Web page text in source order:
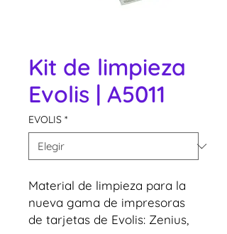
Kit de limpieza
Evolis | A5011
EVOLIS *
Material de limpieza para la
nueva gama de impresoras
de tarjetas de Evolis: Zenius,